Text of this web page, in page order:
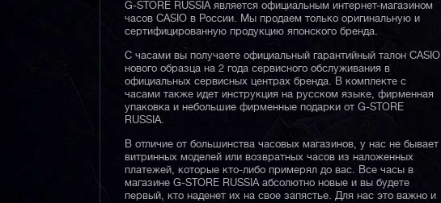
G-STORE RUSSIA является официальным интернет-магазином
часов CASIO в России. Мы продаем только оригинальную и
сертифицированную продукцию японского бренда.
С часами вы получаете официальный гарантийный талон CASIO
нового образца на 2 года сервисного обслуживания в
официальных сервисных центрах бренда. В комплекте с
часами также идет инструкция на русском языке, фирменная
упаковка и небольшие фирменные подарки от G-STORE
RUSSIA.
В отличие от большинства часовых магазинов, у нас не бывает
витринных моделей или возвратных часов из наложенных
платежей, которые кто-либо примерял до вас. Все часы в
магазине G-STORE RUSSIA абсолютно новые и вы будете
первый, кто наденет их на свое запястье. Для нас это важно и